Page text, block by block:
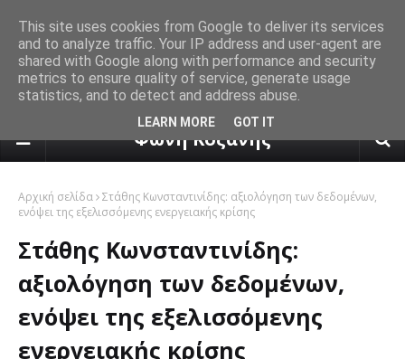
πρόγνωση καιρού από το
Φωνή Κοζάνης
Αρχική σελίδα Στάθης Κωνσταντινίδης: αξιολόγηση των δεδομένων,
ενόψει της εξελισσόμενης ενεργειακής κρίσης
Στάθης Κωνσταντινίδης:
αξιολόγηση των δεδομένων,
ενόψει της εξελισσόμενης
ενεργειακής κρίσης
This site uses cookies from Google to deliver its services
and to analyze traffic. Your IP address and user-agent are
shared with Google along with performance and security
metrics to ensure quality of service, generate usage
statistics, and to detect and address abuse.
LEARN MORE GOT IT